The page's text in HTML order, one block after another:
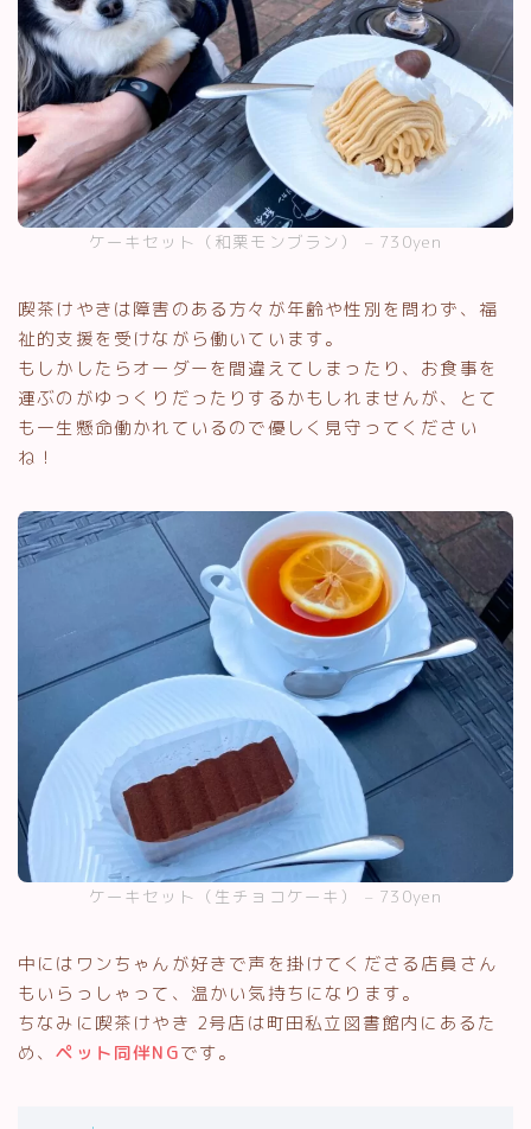
ケーキセット（和栗モンブラン） – 730yen
喫茶けやきは障害のある方々が年齢や性別を問わず、福
祉的支援を受けながら働いています。
もしかしたらオーダーを間違えてしまったり、お食事を
運ぶのがゆっくりだったりするかもしれませんが、とて
も一生懸命働かれているので優しく見守ってください
ね！
ケーキセット（生チョコケーキ） – 730yen
中にはワンちゃんが好きで声を掛けてくださる店員さん
もいらっしゃって、温かい気持ちになります。
ちなみに喫茶けやき 2号店は町田私立図書館内にあるた
め、ペット同伴NGです。